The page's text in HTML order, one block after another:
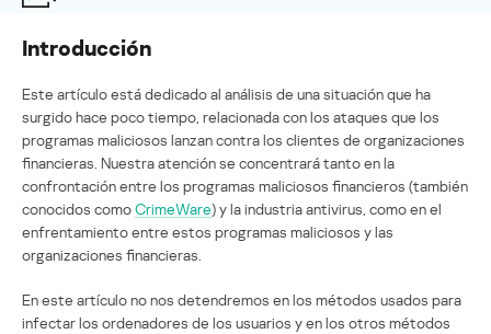
Introducción
Este artículo está dedicado al análisis de una situación que ha
surgido hace poco tiempo, relacionada con los ataques que los
programas maliciosos lanzan contra los clientes de organizaciones
financieras. Nuestra atención se concentrará tanto en la
confrontación entre los programas maliciosos financieros (también
conocidos comoCrimeWare) y la industria antivirus, como en el
enfrentamiento entre estos programas maliciosos y las
organizaciones financieras.
En este artículo no nos detendremos en los métodos usados para
infectar los ordenadores de los usuarios y en los otros métodos